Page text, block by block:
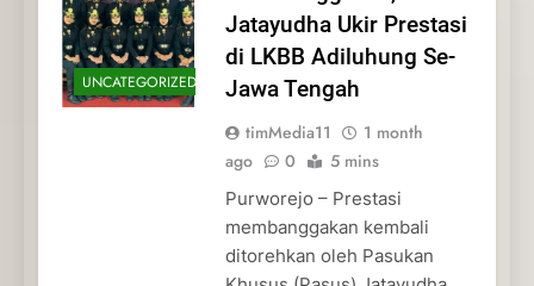
UNCATEGORIZED
Jatayudha Ukir Prestasi
di LKBB Adiluhung Se-
Jawa Tengah
timMedia11
1 month
ago
0 5 mins
Purworejo – Prestasi
membanggakan kembali
ditorehkan oleh Pasukan